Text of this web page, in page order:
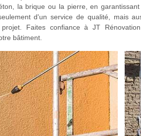
la brique ou la pierre, en
d'un service de qualité, mais
Faites confiance à JT
bâtiment.